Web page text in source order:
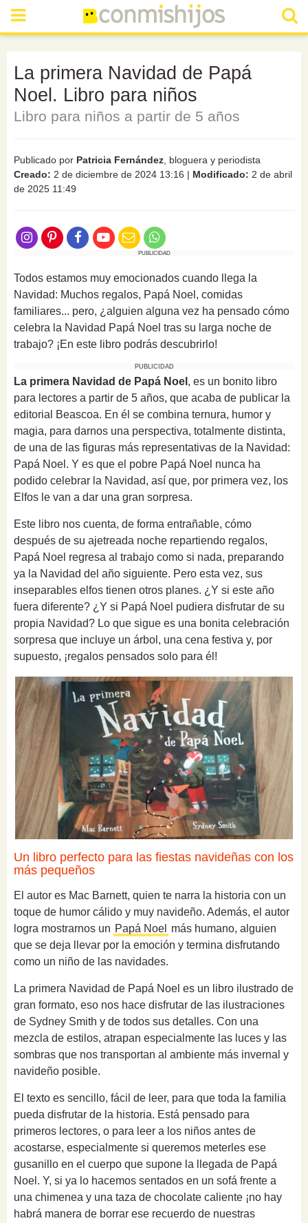
La primera Navidad de Papá
Noel. Libro para niños
Libro para niños a partir de 5 años
Publicado por Patricia Fernández , bloguera y periodista
Creado: 2 de diciembre de 2024 13:16 | Modificado: 2 de abril
de 2025 11:49
PUBLICIDAD
Todos estamos muy emocionados cuando llega la
Navidad: Muchos regalos, Papá Noel, comidas
familiares... pero, ¿alguien alguna vez ha pensado cómo
celebra la Navidad Papá Noel tras su larga noche de
trabajo? ¡En este libro podrás descubrirlo!
PUBLICIDAD
La primera Navidad de Papá Noel , es un bonito libro
para lectores a partir de 5 años, que acaba de publicar la
editorial Beascoa. En él se combina ternura, humor y
magia, para darnos una perspectiva, totalmente distinta,
de una de las figuras más representativas de la Navidad:
Papá Noel. Y es que el pobre Papá Noel nunca ha
podido celebrar la Navidad, así que, por primera vez, los
Elfos le van a dar una gran sorpresa.
Este libro nos cuenta, de forma entrañable, cómo
después de su ajetreada noche repartiendo regalos,
Papá Noel regresa al trabajo como si nada, preparando
ya la Navidad del año siguiente. Pero esta vez, sus
inseparables elfos tienen otros planes. ¿Y si este año
fuera diferente? ¿Y si Papá Noel pudiera disfrutar de su
propia Navidad? Lo que sigue es una bonita celebración
sorpresa que incluye un árbol, una cena festiva y, por
supuesto, ¡regalos pensados solo para él!
Un libro perfecto para las fiestas navideñas con los
más pequeños
El autor es Mac Barnett, quien te narra la historia con un
toque de humor cálido y muy navideño. Además, el autor
logra mostrarnos un Papá Noel
más humano, alguien
que se deja llevar por la emoción y termina disfrutando
como un niño de las navidades.
La primera Navidad de Papá Noel es un libro ilustrado de
gran formato, eso nos hace disfrutar de las ilustraciones
de Sydney Smith y de todos sus detalles. Con una
mezcla de estilos, atrapan especialmente las luces y las
sombras que nos transportan al ambiente más invernal y
navideño posible.
El texto es sencillo, fácil de leer, para que toda la familia
pueda disfrutar de la historia. Está pensado para
primeros lectores, o para leer a los niños antes de
acostarse, especialmente si queremos meterles ese
gusanillo en el cuerpo que supone la llegada de Papá
Noel. Y, si ya lo hacemos sentados en un sofá frente a
una chimenea y una taza de chocolate caliente ¡no hay
habrá manera de borrar ese recuerdo de nuestras